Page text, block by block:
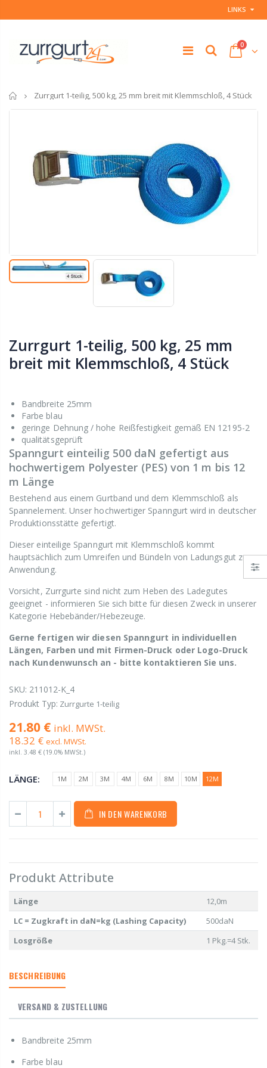
LINKS
0
Startseite
Zurrgurt 1-teilig, 500 kg, 25 mm breit mit Klemmschloß, 4 Stück
Zurrgurt 1-teilig, 500 kg, 25 mm
breit mit Klemmschloß, 4 Stück
Bandbreite 25mm
Farbe blau
geringe Dehnung / hohe Reißfestigkeit gemäß EN 12195-2
qualitätsgeprüft
Spanngurt einteilig 500 daN gefertigt aus
hochwertigem Polyester (PES) von 1 m bis 12
m Länge
Bestehend aus einem Gurtband und dem Klemmschloß als
Spannelement. Unser hochwertiger Spanngurt wird in deutscher
Produktionsstätte gefertigt.
Dieser einteilige Spanngurt mit Klemmschloß kommt
hauptsächlich zum Umreifen und Bündeln von Ladungsgut zur
Anwendung.
Vorsicht, Zurrgurte sind nicht zum Heben des Ladegutes
geeignet - informieren Sie sich bitte für diesen Zweck in unserer
Kategorie Hebebänder/Hebezeuge.
Gerne fertigen wir diesen Spanngurt in individuellen
Längen, Farben und mit Firmen-Druck oder Logo-Druck
nach Kundenwunsch an - bitte kontaktieren Sie uns.
SKU: 211012-K_4
Produkt Typ: Zurrgurte 1-teilig
21.80 € inkl. MWSt.
18.32 € excl. MWSt.
inkl. 3.48 € (19.0% MWSt.)
LÄNGE: 1M 2M 3M 4M 6M 8M 10M 12M
IN DEN WARENKORB
Produkt Attribute
Länge
12,0m
LC = Zugkraft in daN=kg (Lashing Capacity)
500daN
Losgröße
1 Pkg.=4 Stk.
BESCHREIBUNG
VERSAND & ZUSTELLUNG
Bandbreite 25mm
Farbe blau